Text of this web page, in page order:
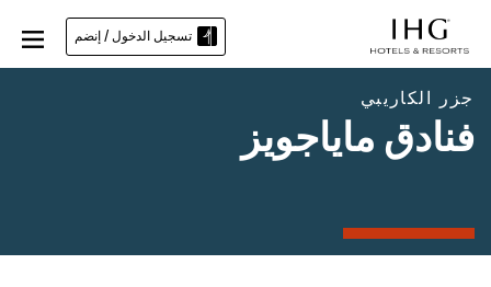
تسجيل الدخول / إنضم
‫جزر الكاريبي‬
فنادق ماياجويز